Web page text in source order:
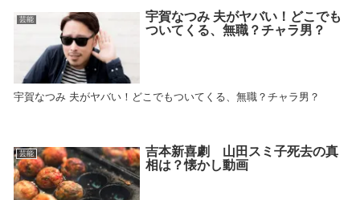
芸能
宇賀なつみ 夫がヤバい！どこでも
ついてくる、無職？チャラ男？
宇賀なつみ 夫がヤバい！どこでもついてくる、無職？チャラ男？
芸能
吉本新喜劇 山田スミ子死去の真
相は？懐かし動画